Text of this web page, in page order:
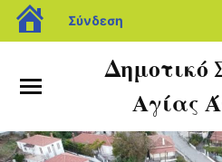
Σύνδεση
Δημοτικό
Αγίας